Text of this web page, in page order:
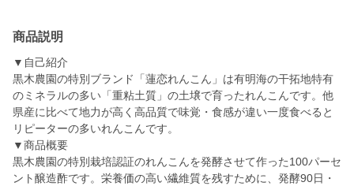
商品説明
▼自己紹介
黒木農園の特別ブランド「蓮恋れんこん」は有明海の干拓地特有
のミネラルの多い「重粘土質」の土壌で育ったれんこんです。他
県産に比べて地力が高く高品質で味覚・食感が違い一度食べると
リピーターの多いれんこんです。
▼商品概要
黒木農園の特別栽培認証のれんこんを発酵させて作った100パーセ
ント醸造酢です。栄養価の高い繊維質を残すために、発酵90日・